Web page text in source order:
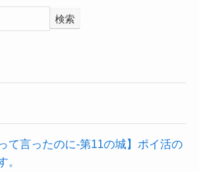
検索
て言ったのに‐第11の城】ポイ活の
。